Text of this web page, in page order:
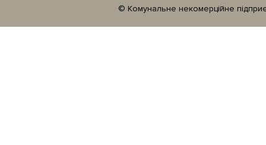
© Комунальне некомерційне